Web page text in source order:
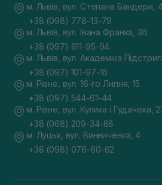
м. Львів, вул. Степана Бандери,
+38 (098) 778-13-79
м. Львів, вул. Івана Франка, 36
+38 (097) 611-95-94
м. Львів, вул. Академіка
+38 (097) 101-97-16
м. Рівне, вул. 16-го Липня, 15
+38 (097) 544-61-44
м. Рівне, вул. Кулика і Гудачека,
+38 (068) 209-34-88
м. Луцьк, вул. Винниченка, 4
+38 (098) 076-60-62